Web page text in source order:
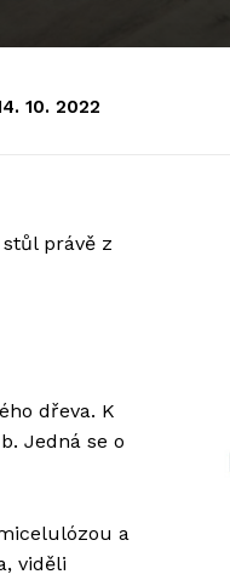
10. 2022
právě z
dřeva. K
Jedná se o
a
viděli